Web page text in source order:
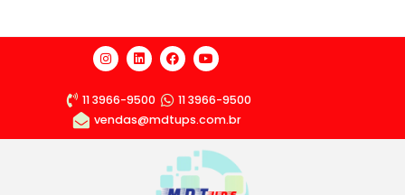
11 3966-9500
11 3966-9500
vendas@mdtups.com.br